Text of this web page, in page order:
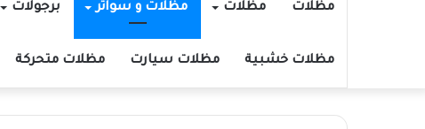
مظلات مظلات مظلات و سواتر برجولات
مظلات خشبية مظلات سيارت مظلات متحركة